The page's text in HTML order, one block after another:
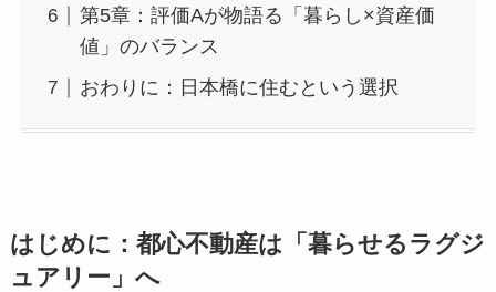
第5章：評価Aが物語る「暮らし×資産価
値」のバランス
おわりに：日本橋に住むという選択
はじめに：都心不動産は「暮らせるラグジ
ュアリー」へ